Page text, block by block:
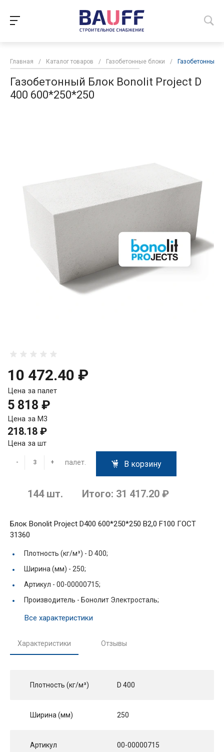
Главная / Каталог товаров / Газобетонные блоки / Газобетонный
Газобетонный Блок Bonolit Project D
400 600*250*250
10 472.40 ₽
Цена за палет
5 818 ₽
Цена за М3
218.18 ₽
Цена за шт
- + палет. В корзину
144 шт. Итого: 31 417.20 ₽
Блок Bonolit Project D400 600*250*250 В2,0 F100 ГОСТ
31360
Плотность (кг/м³) - D 400;
Ширина (мм) - 250;
Артикул - 00-00000715;
Производитель - Бонолит Электросталь;
Все характеристики
Характеристики Отзывы
Плотность (кг/м³) D 400
Ширина (мм) 250
Артикул 00-00000715